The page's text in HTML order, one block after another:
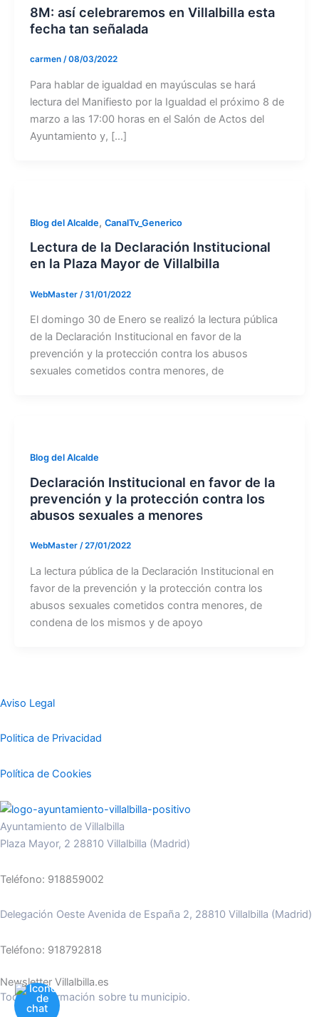
8M: así celebraremos en Villalbilla esta
fecha tan señalada
carmen /08/03/2022
Para hablar de igualdad en mayúsculas se hará
lectura del Manifiesto por la Igualdad el próximo 8 de
marzo a las 17:00 horas en el Salón de Actos del
Ayuntamiento y, […]
Blog del Alcalde, CanalTv_Generico
Lectura de la Declaración Institucional
en la Plaza Mayor de Villalbilla
WebMaster /31/01/2022
El domingo 30 de Enero se realizó la lectura pública
de la Declaración Institucional en favor de la
prevención y la protección contra los abusos
sexuales cometidos contra menores, de
Blog del Alcalde
Declaración Institucional en favor de la
prevención y la protección contra los
abusos sexuales a menores
WebMaster /27/01/2022
La lectura pública de la Declaración Institucional en
favor de la prevención y la protección contra los
abusos sexuales cometidos contra menores, de
condena de los mismos y de apoyo
Aviso Legal
Politica de Privacidad
Política de Cookies
Ayuntamiento de Villalbilla
Plaza Mayor, 2 28810 Villalbilla (Madrid)
Teléfono: 918859002
Delegación Oeste Avenida de España 2, 28810 Villalbilla (Madrid)
Teléfono: 918792818
Newsletter Villalbilla.es
Toda la información sobre tu municipio.